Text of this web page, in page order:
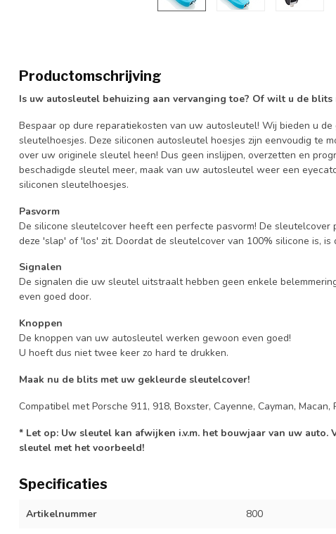
Productomschrijving
Is uw autosleutel behuizing aan vervanging toe? Of wilt u de
Bespaar op dure reparatiekosten van uw autosleutel! Wij bieden u
sleutelhoesjes. Deze siliconen autosleutel hoesjes zijn eenvoudig te
over uw originele sleutel heen! Dus geen inslijpen, overzetten en
beschadigde sleutel meer, maak van uw autosleutel weer een
siliconen sleutelhoesjes.
Pasvorm
De silicone sleutelcover heeft een perfecte pasvorm! De
deze 'slap' of 'los' zit. Doordat de sleutelcover van 100% silicone is,
Signalen
De signalen die uw sleutel uitstraalt hebben geen enkele
even goed door.
Knoppen
De knoppen van uw autosleutel werken gewoon even goed!
U hoeft dus niet twee keer zo hard te drukken.
Maak nu de blits met uw gekleurde sleutelcover!
Compatibel met Porsche 911, 918, Boxster, Cayenne, Cayman, Macan,
* Let op: Uw sleutel kan afwijken i.v.m. het bouwjaar van uw
sleutel met het voorbeeld!
Specificaties
Artikelnummer 800